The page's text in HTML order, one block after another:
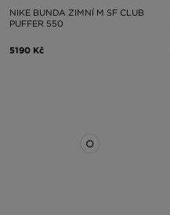
NIKE BUNDA ZIMNÍ M SF CLUB
PUFFER 550
5190 Kč